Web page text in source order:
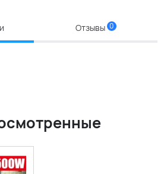
Отзывы 0